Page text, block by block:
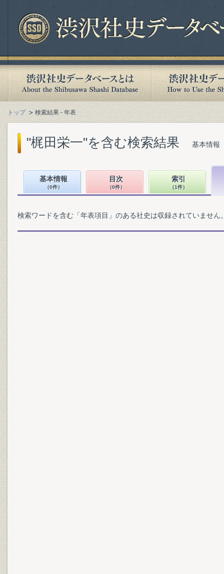
トップ 検索結果 - 年表
"梶田栄一"を含む検索結果 基本情報
基本情報
（0件）
目次
（0件）
索引
（1件）
検索ワードを含む「年表項目」のある社史は収録されていません